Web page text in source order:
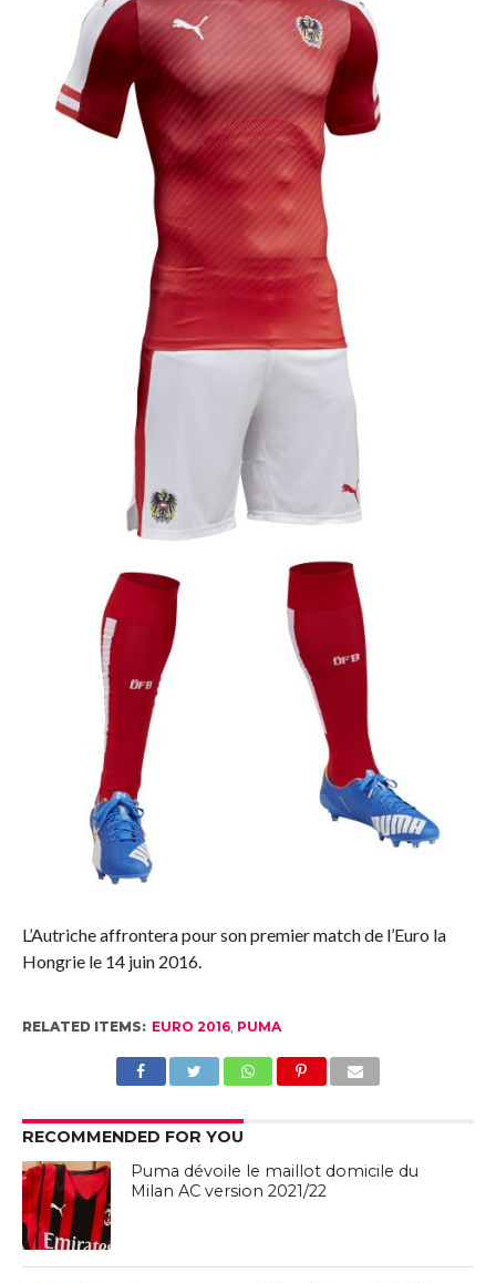
L’Autriche affrontera pour son premier match de l’Euro la
Hongrie le 14 juin 2016.
RELATED ITEMS: EURO 2016, PUMA
RECOMMENDED FOR YOU
Puma dévoile le maillot domicile du
Milan AC version 2021/22